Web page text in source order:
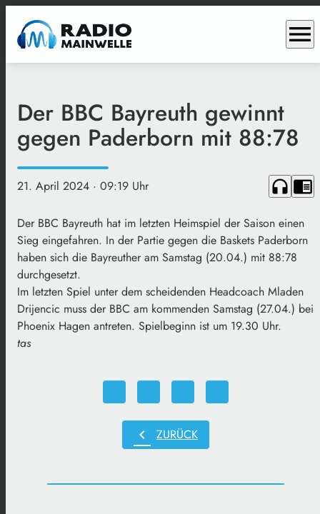
menu
Der BBC Bayreuth gewinnt
gegen Paderborn mit 88:78
21. April 2024 · 09:19 Uhr headphones chrome_reader_mode
Der BBC Bayreuth hat im letzten Heimspiel der Saison einen
Sieg eingefahren. In der Partie gegen die Baskets Paderborn
haben sich die Bayreuther am Samstag (20.04.) mit 88:78
durchgesetzt.
Im letzten Spiel unter dem scheidenden Headcoach Mladen
Drijencic muss der BBC am kommenden Samstag (27.04.) bei
Phoenix Hagen antreten. Spielbeginn ist um 19.30 Uhr.
tas
chevron_left ZURÜCK